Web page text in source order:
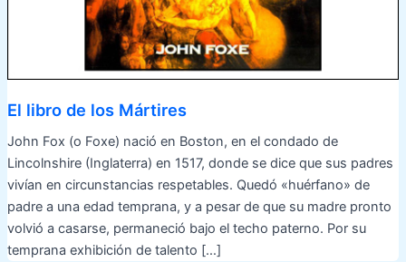
El libro de los Mártires
John Fox (o Foxe) nació en Boston, en el condado de
Lincolnshire (Inglaterra) en 1517, donde se dice que sus padres
vivían en circunstancias respetables. Quedó «huérfano» de
padre a una edad temprana, y a pesar de que su madre pronto
volvió a casarse, permaneció bajo el techo paterno. Por su
temprana exhibición de talento […]